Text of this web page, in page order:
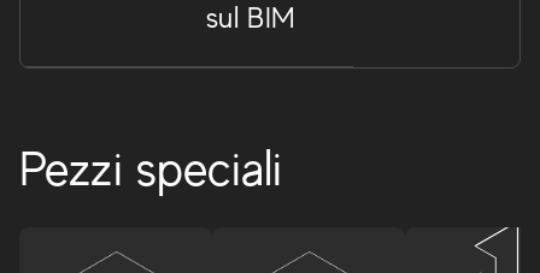
sul BIM
Pezzi speciali